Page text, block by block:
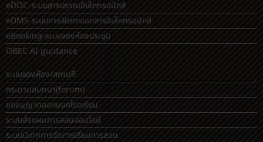
Project14 บทเรียนออนไลน์ วิทย์-คณิต
eDOC-ระบบสารบรรณอิเล็กทรอนิกส์
eDMS-ระบบการจัดการเอกสารอิเล็กทรอนิกส์
eBooking-ระบบจองห้องประชุม
OBEC AI guidance
ระบบจองห้อง/สถานที่
กระดานสนทนา(forum)
ขออนุญาตออกนอกโรงเรียน
ระบบส่งแผนการสอนออนไลน์